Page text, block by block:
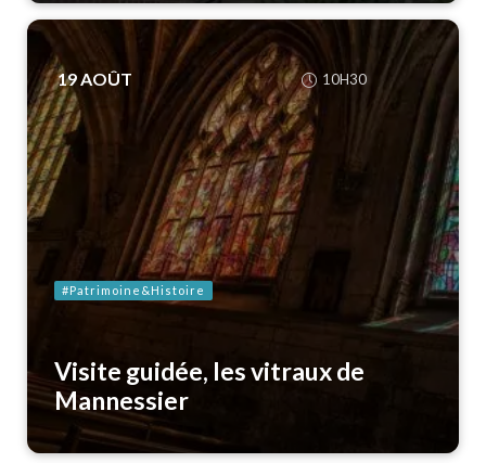
19AOÛT 10H30
#Patrimoine&Histoire
Visite guidée, les vitraux de
Mannessier